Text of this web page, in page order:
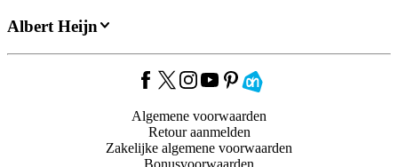
Albert Heijn
Algemene voorwaarden
Retour aanmelden
Zakelijke algemene voorwaarden
Bonusvoorwaarden